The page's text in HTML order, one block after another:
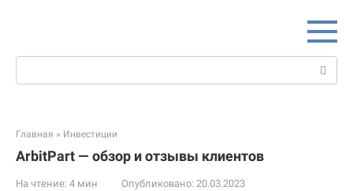
Поиск:
Главная » Инвестиции
ArbitPart — обзор и отзывы клиентов
На чтение: 4 мин Опубликовано: 20.03.2023